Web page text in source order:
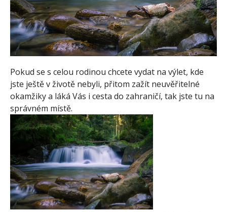
Pokud se s celou rodinou chcete vydat na výlet, kde
jste ještě v životě nebyli, přitom zažít neuvěřitelné
okamžiky a láká Vás i cesta do zahraničí, tak jste tu na
správném místě.